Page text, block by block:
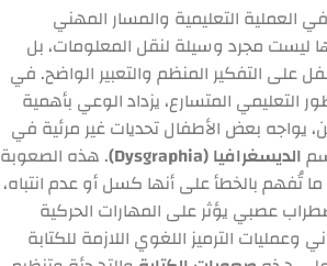
في العملية التعليمية والمسار المهني
ليست مجرد وسيلة لنقل المعلومات، بل
على التفكير المنظم والتعبير الواضح. في
التعليمي المتسارع، يزداد الوعي بأهمية
يواجه بعض الأطفال تحديات غير مرئية في
الديسغرافيا (Dysgraphia)
. هذه الصعوبة
ما تُفهم بالخطأ على أنها كسل أو عدم انتباه،
عصبي يؤثر على المهارات الحركية
وعمليات الترميز اللغوي اللازمة للكتابة